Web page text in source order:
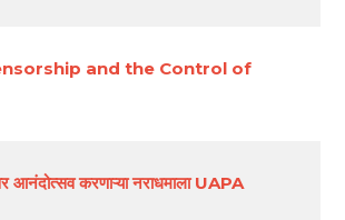
and the Control of
आनंदोत्सव करणाऱ्या नराधमाला UAPA